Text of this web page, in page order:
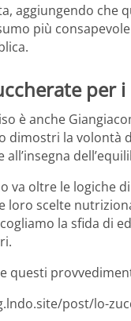
aggiungendo
più
per
è anche
dimostri la volontà
va oltre le logiche
loro scelte
la sfida di
questi
post/lo-